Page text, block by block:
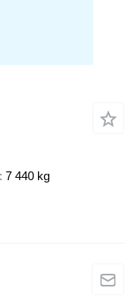
7 440 kg